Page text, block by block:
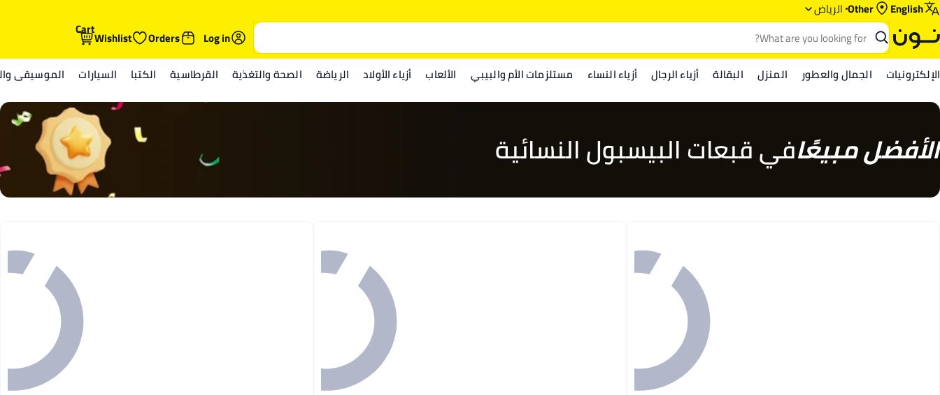
English
Other الرياض‎‎
Log in
Orders
Wishlist
Cart
الإلكترونيات الجمال والعطور المنزل البقالة أزياء الرجال أزياء النساء مستلزمات الأم والبيبي الألعاب أزياء الأولاد الرياضة الصحة والتغذية القرطاسية الكتبا السيارات الموسيقى
الأفضل مبيعًافي قبعات البيسبول النسائية